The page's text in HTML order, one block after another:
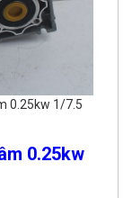
0.25kw 1/7.5
0.25kw